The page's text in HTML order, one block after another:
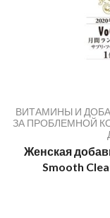
ВИТАМИНЫ И
ЗА ПРОБЛЕМНОЙ
Женская
Smooth